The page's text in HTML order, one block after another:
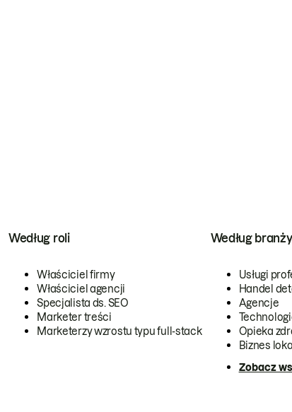
Według roli
Właściciel firmy
Właściciel agencji
Specjalista ds. SEO
Marketer treści
Marketerzy wzrostu typu full-stack
Według branży
Usługi
Handel
Agencje
Opieka
Biznes
Zobacz